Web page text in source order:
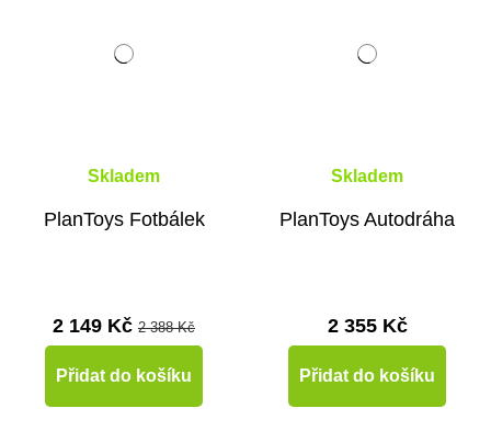
Skladem
PlanToys Fotbálek
2 149 Kč 2 388 Kč
Přidat do košíku
Skladem
PlanToys Autodráha
2 355 Kč
Přidat do košíku